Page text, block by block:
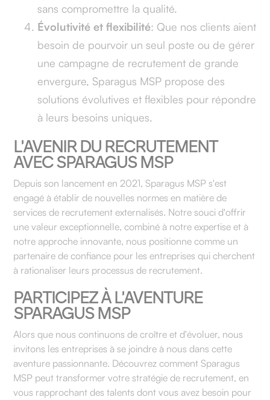
sans compromettre la qualité.
Évolutivité et flexibilité: Que nos clients aient
besoin de pourvoir un seul poste ou de gérer
une campagne de recrutement de grande
envergure, Sparagus MSP propose des
solutions évolutives et flexibles pour répondre
à leurs besoins uniques.
L'AVENIR DU RECRUTEMENT
AVEC SPARAGUS MSP
Depuis son lancement en 2021, Sparagus MSP s'est
engagé à établir de nouvelles normes en matière de
services de recrutement externalisés. Notre souci d'offrir
une valeur exceptionnelle, combiné à notre expertise et à
notre approche innovante, nous positionne comme un
partenaire de confiance pour les entreprises qui cherchent
à rationaliser leurs processus de recrutement.
PARTICIPEZ À L'AVENTURE
SPARAGUS MSP
Alors que nous continuons de croître et d'évoluer, nous
invitons les entreprises à se joindre à nous dans cette
aventure passionnante. Découvrez comment Sparagus
MSP peut transformer votre stratégie de recrutement, en
vous rapprochant des talents dont vous avez besoin pour